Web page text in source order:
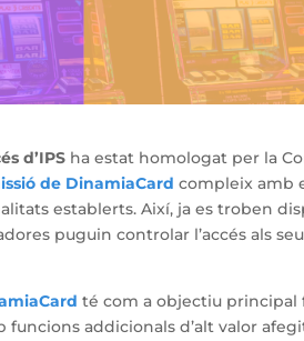
d’IPS ha estat homologat per la
de DinamiaCard compleix amb
establerts. Així, ja es troben
puguin controlar l’accés als
té com a objectiu principal
funcions addicionals d’alt valor